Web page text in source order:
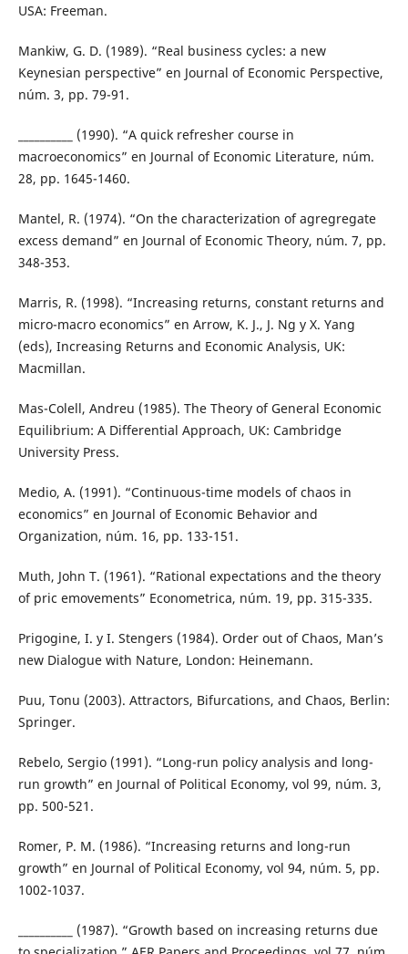
USA: Freeman.
Mankiw, G. D. (1989). “Real business cycles: a new
Keynesian perspective” en Journal of Economic Perspective,
núm. 3, pp. 79-91.
__________ (1990). “A quick refresher course in
macroeconomics” en Journal of Economic Literature, núm.
28, pp. 1645-1460.
Mantel, R. (1974). “On the characterization of agregregate
excess demand” en Journal of Economic Theory, núm. 7, pp.
348-353.
Marris, R. (1998). “Increasing returns, constant returns and
micro-macro economics” en Arrow, K. J., J. Ng y X. Yang
(eds), Increasing Returns and Economic Analysis, UK:
Macmillan.
Mas-Colell, Andreu (1985). The Theory of General Economic
Equilibrium: A Differential Approach, UK: Cambridge
University Press.
Medio, A. (1991). “Continuous-time models of chaos in
economics” en Journal of Economic Behavior and
Organization, núm. 16, pp. 133-151.
Muth, John T. (1961). “Rational expectations and the theory
of pric emovements” Econometrica, núm. 19, pp. 315-335.
Prigogine, I. y I. Stengers (1984). Order out of Chaos, Man’s
new Dialogue with Nature, London: Heinemann.
Puu, Tonu (2003). Attractors, Bifurcations, and Chaos, Berlin:
Springer.
Rebelo, Sergio (1991). “Long-run policy analysis and long-
run growth” en Journal of Political Economy, vol 99, núm. 3,
pp. 500-521.
Romer, P. M. (1986). “Increasing returns and long-run
growth” en Journal of Political Economy, vol 94, núm. 5, pp.
1002-1037.
__________ (1987). “Growth based on increasing returns due